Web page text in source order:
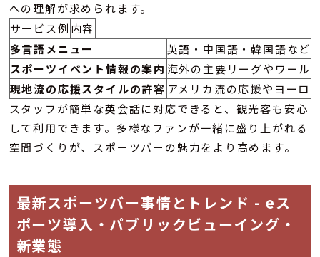
への理解が求められます。
サービス例 内容
多言語メニュー
英語・中国語・韓国語など
スポーツイベント情報の案内 海外の主要リーグやワール
現地流の応援スタイルの許容 アメリカ流の応援やヨーロ
スタッフが簡単な英会話に対応できると、観光客も安心
して利用できます。多様なファンが一緒に盛り上がれる
空間づくりが、スポーツバーの魅力をより高めます。
最新スポーツバー事情とトレンド - eス
ポーツ導入・パブリックビューイング・
新業態